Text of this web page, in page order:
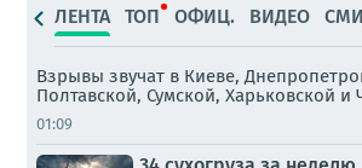
ЛЕНТА ТОП ОФИЦ. ВИДЕО СМИ
Взрывы звучат в Киеве,
Полтавской, Сумской, Харьковской
01:09